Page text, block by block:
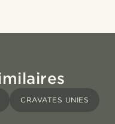
CRAVATES UNIES